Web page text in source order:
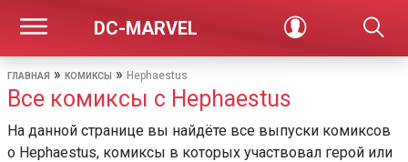
DC-MARVEL
ГЛАВНАЯ » КОМИКСЫ » Hephaestus
Все комиксы с Hephaestus
На данной странице вы найдёте все выпуски комиксов
о Hephaestus, комиксы в которых участвовал герой или